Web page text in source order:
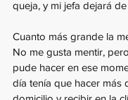
queja, y mi jefa dejará
Cuanto más grande la
No me gusta mentir,
pude hacer en ese
día tenía que hacer más